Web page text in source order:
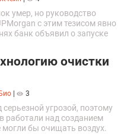
умер, но руководство
с этим тезисом явно
банк объявил о запуске
очистки
3
угрозой, поэтому
работали над созданием
могли бы очищать воздух.